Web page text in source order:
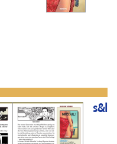
s&l